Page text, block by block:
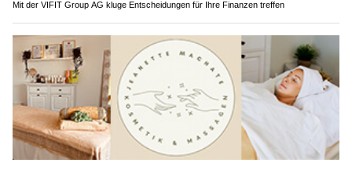
Mit der VIFIT Group AG kluge Entscheidungen für Ihre Finanzen treffen